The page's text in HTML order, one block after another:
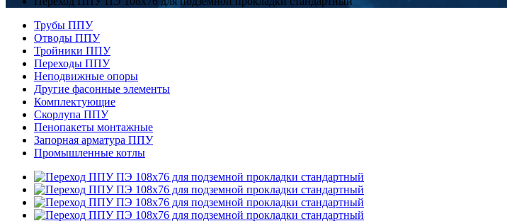
Трубы ППУ
Отводы ППУ
Тройники ППУ
Переходы ППУ
Неподвижные опоры
Другие фасонные элементы
Комплектующие
Скорлупа ППУ
Пенопакеты монтажные
Запорная арматура ППУ
Промышленные котлы